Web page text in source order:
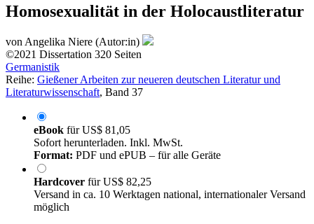
Homosexualität in der Holocaustliteratur
vonAngelika Niere (Autor:in)
©2021 Dissertation 320 Seiten
Germanistik
Reihe: Gießener Arbeiten zur neueren deutschen Literatur und
Literaturwissenschaft, Band 37
eBook fürUS$ 81,05
Sofort herunterladen. Inkl. MwSt.
Format: PDF und ePUB – für alle Geräte
Hardcover fürUS$ 82,25
Versand in ca. 10 Werktagen national, internationaler Versand
möglich